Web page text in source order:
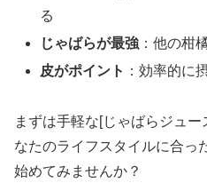
る
じゃばらが最強 ：他の柑
皮がポイント ：効率的に
まずは手軽な[じゃばらジュ
なたのライフスタイルに合っ
始めてみませんか？